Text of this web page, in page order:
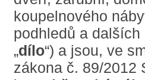
koupelnového
podhledů a
„dílo“) a jsou, ve
zákona č. 89/2012